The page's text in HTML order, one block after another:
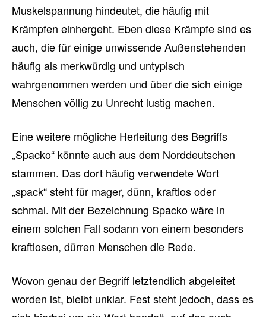
Muskelspannung hindeutet, die häufig mit
Krämpfen einhergeht. Eben diese Krämpfe sind es
auch, die für einige unwissende Außenstehenden
häufig als merkwürdig und untypisch
wahrgenommen werden und über die sich einige
Menschen völlig zu Unrecht lustig machen.
Eine weitere mögliche Herleitung des Begriffs
„Spacko“ könnte auch aus dem Norddeutschen
stammen. Das dort häufig verwendete Wort
„spack“ steht für mager, dünn, kraftlos oder
schmal. Mit der Bezeichnung Spacko wäre in
einem solchen Fall sodann von einem besonders
kraftlosen, dürren Menschen die Rede.
Wovon genau der Begriff letztendlich abgeleitet
worden ist, bleibt unklar. Fest steht jedoch, dass es